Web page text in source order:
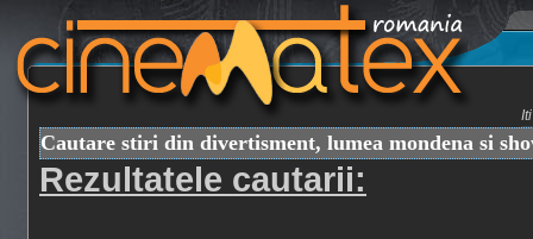
Cautare stiri din divertisment, lumea mondena si
Rezultatele cautarii: